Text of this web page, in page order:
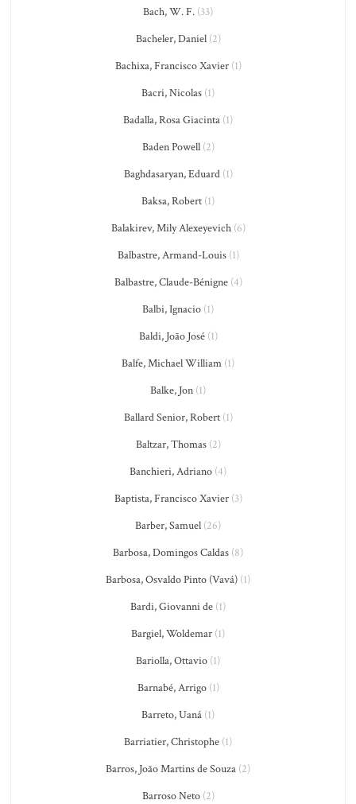
Bach, W. F. (33)
Bacheler, Daniel(2)
Bachixa, Francisco Xavier(1)
Bacri, Nicolas (1)
Badalla, Rosa Giacinta (1)
Baden Powell(2)
Baghdasaryan, Eduard(1)
Baksa, Robert (1)
Balakirev, Mily Alexeyevich(6)
Balbastre, Armand-Louis(1)
Balbastre, Claude-Bénigne(4)
Balbi, Ignacio (1)
Baldi, João José(1)
Balfe, Michael William (1)
Balke, Jon (1)
Ballard Senior, Robert(1)
Baltzar, Thomas(2)
Banchieri, Adriano (4)
Baptista, Francisco Xavier(3)
Barber, Samuel (26)
Barbosa, Domingos Caldas (8)
Barbosa, Osvaldo Pinto (Vavá) (1)
Bardi, Giovanni de (1)
Bargiel, Woldemar (1)
Bariolla, Ottavio (1)
Barnabé, Arrigo(1)
Barreto, Uaná (1)
Barriatier, Christophe (1)
Barros, João Martins de Souza (2)
Barroso Neto(2)